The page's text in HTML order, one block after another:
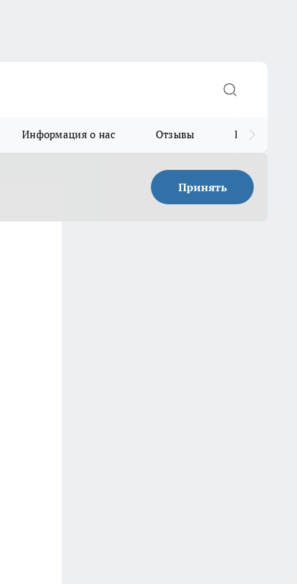
Информация о нас Отзывы Прайс для
Принять